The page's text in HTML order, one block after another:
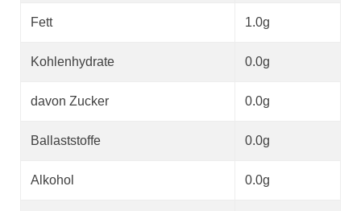
Fett 1.0g
Kohlenhydrate 0.0g
davon Zucker 0.0g
Ballaststoffe 0.0g
Alkohol 0.0g